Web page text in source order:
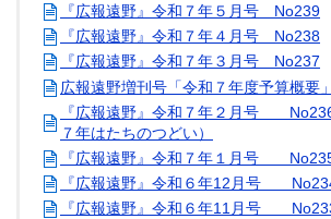
『広報遠野』令和７年５月号 No239
『広報遠野』令和７年４月号 No238
『広報遠野』令和７年３月号 No237
広報遠野増刊号「令和７年度予算概要」
『広報遠野』令和７年２月号
７年はたちのつどい）
『広報遠野』令和７年１月号
『広報遠野』令和６年12月号
『広報遠野』令和６年11月号